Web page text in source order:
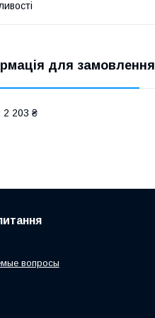
для замовлення
2 203 ₴
вопросы